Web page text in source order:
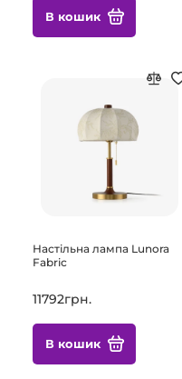
В кошик
Настільна лампа Lunora
Fabric
11792грн.
В кошик